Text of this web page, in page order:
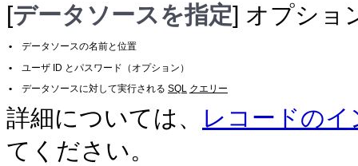
[データソースを指定] オプショ
•
データソースの名前と位置
•
ユーザ ID とパスワード（オプション）
•
データソースに対して実行される SQL クエリー
詳細については、
レコードの
てください。